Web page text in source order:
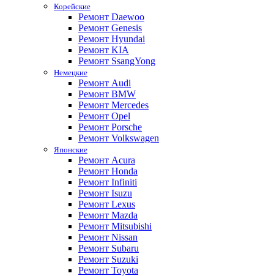
Корейские
Ремонт Daewoo
Ремонт Genesis
Ремонт Hyundai
Ремонт KIA
Ремонт SsangYong
Немецкие
Ремонт Audi
Ремонт BMW
Ремонт Mercedes
Ремонт Opel
Ремонт Porsche
Ремонт Volkswagen
Японские
Ремонт Acura
Ремонт Honda
Ремонт Infiniti
Ремонт Isuzu
Ремонт Lexus
Ремонт Mazda
Ремонт Mitsubishi
Ремонт Nissan
Ремонт Subaru
Ремонт Suzuki
Ремонт Toyota